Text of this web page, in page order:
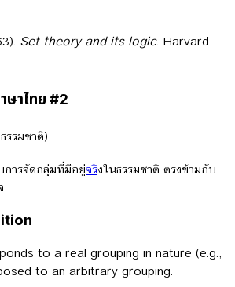
Set theory and its logic. Harvard
ษาไทย #2
รรมชาติ)
ารจัดกลุ่มที่มีอยู่จริงในธรรมชาติ ตรงข้ามกับ
to a real grouping in nature (e.g.,
to an arbitrary grouping.